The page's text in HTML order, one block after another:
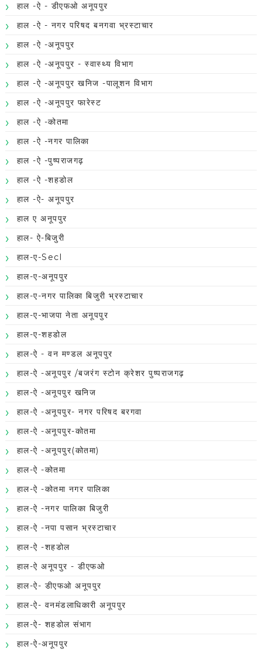
हाल -ऐ - डीएफओ अनूपपुर
हाल -ऐ - नगर परिषद बनगवा भ्रस्टाचार
हाल -ऐ -अनूपपुर
हाल -ऐ -अनूपपुर - स्वास्थ्य विभाग
हाल -ऐ -अनूपपुर खनिज -पालूशन विभाग
हाल -ऐ -अनूपपुर फारेस्ट
हाल -ऐ -कोतमा
हाल -ऐ -नगर पालिका
हाल -ऐ -पुष्पराजगढ़
हाल -ऐ -शहडोल
हाल -ऐ- अनूपपुर
हाल ए अनूपपुर
हाल- ऐ-बिजुरी
हाल-ए-Secl
हाल-ए-अनूपपुर
हाल-ए-नगर पालिका बिजुरी भ्रस्टाचार
हाल-ए-भाजपा नेता अनूपपुर
हाल-ए-शहडोल
हाल-ऐ - वन मण्डल अनूपपुर
हाल-ऐ -अनूपपुर /बजरंग स्टोन क्रेशर पुष्पराजगढ़
हाल-ऐ -अनूपपुर खनिज
हाल-ऐ -अनूपपुर- नगर परिषद बरगवा
हाल-ऐ -अनूपपुर-कोतमा
हाल-ऐ -अनूपपुर(कोतमा)
हाल-ऐ -कोतमा
हाल-ऐ -कोतमा नगर पालिका
हाल-ऐ -नगर पालिका बिजुरी
हाल-ऐ -नपा पसान भ्रस्टाचार
हाल-ऐ -शहडोल
हाल-ऐ अनूपपुर - डीएफओ
हाल-ऐ- डीएफओ अनूपपुर
हाल-ऐ- वनमंडलाधिकारी अनूपपुर
हाल-ऐ- शहडोल संभाग
हाल-ऐ-अनूपपुर